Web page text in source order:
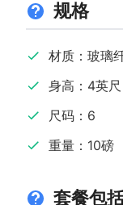
规格
材质：玻璃
身高：4英尺
尺码：6
重量：10磅
套餐包